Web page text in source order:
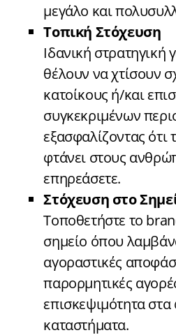
μεγάλο και
Τοπική Στόχευση
Ιδανική στρατηγική
θέλουν να χτίσουν
κατοίκους ή/και
συγκεκριμένων
εξασφαλίζοντας
φτάνει στους
επηρεάσετε.
Στόχευση στο
Τοποθετήστε το
σημείο όπου
αγοραστικές
παρορμητικές
επισκεψιμότητα
καταστήματα.